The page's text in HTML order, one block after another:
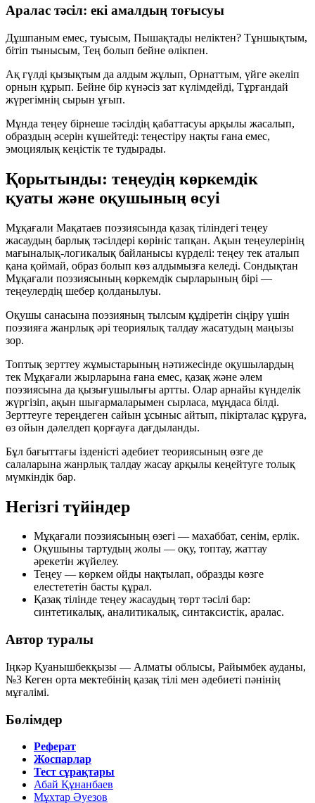
Аралас тәсіл: екі амалдың тоғысуы
Дұшпаным емес, туысым, Пышақтады неліктен? Тұншықтым,
бітіп тынысым, Тең болып бейне өлікпен.
Ақ гүлді қызықтым да алдым жұлып, Орнаттым, үйге әкеліп
орнын құрып. Бейне бір күнәсіз зат күлімдейді, Тұрғандай
жүрегімнің сырын ұғып.
Мұнда теңеу бірнеше тәсілдің қабаттасуы арқылы жасалып,
образдың әсерін күшейтеді: теңестіру нақты ғана емес,
эмоциялық кеңістік те тудырады.
Қорытынды: теңеудің көркемдік
қуаты және оқушының өсуі
Мұқағали Мақатаев поэзиясында қазақ тіліндегі теңеу
жасаудың барлық тәсілдері көрініс тапқан. Ақын теңеулерінің
мағыналық-логикалық байланысы күрделі: теңеу тек аталып
қана қоймай, образ болып көз алдымызға келеді. Сондықтан
Мұқағали поэзиясының көркемдік сырларының бірі —
теңеулердің шебер қолданылуы.
Оқушы санасына поэзияның тылсым құдіретін сіңіру үшін
поэзияға жанрлық әрі теориялық талдау жасатудың маңызы
зор.
Топтық зерттеу жұмыстарының нәтижесінде оқушылардың
тек Мұқағали жырларына ғана емес, қазақ және әлем
поэзиясына да қызығушылығы артты. Олар арнайы күнделік
жүргізіп, ақын шығармаларымен сырласа, мұңдаса білді.
Зерттеуге тереңдеген сайын ұсыныс айтып, пікірталас құруға,
өз ойын дәлелдеп қорғауға дағдыланды.
Бұл бағыттағы ізденісті әдебиет теориясының өзге де
салаларына жанрлық талдау жасау арқылы кеңейтуге толық
мүмкіндік бар.
Негізгі түйіндер
Мұқағали поэзиясының өзегі — махаббат, сенім, ерлік.
Оқушыны тартудың жолы — оқу, топтау, жаттау
әрекетін жүйелеу.
Теңеу — көркем ойды нақтылап, образды көзге
елестететін басты құрал.
Қазақ тілінде теңеу жасаудың төрт тәсілі бар:
синтетикалық, аналитикалық, синтаксистік, аралас.
Автор туралы
Іңкәр Қуанышбекқызы — Алматы облысы, Райымбек ауданы,
№3 Кеген орта мектебінің қазақ тілі мен әдебиеті пәнінің
мұғалімі.
Бөлімдер
Реферат
Жоспарлар
Тест сұрақтары
Абай Құнанбаев
Мұхтар Әуезов